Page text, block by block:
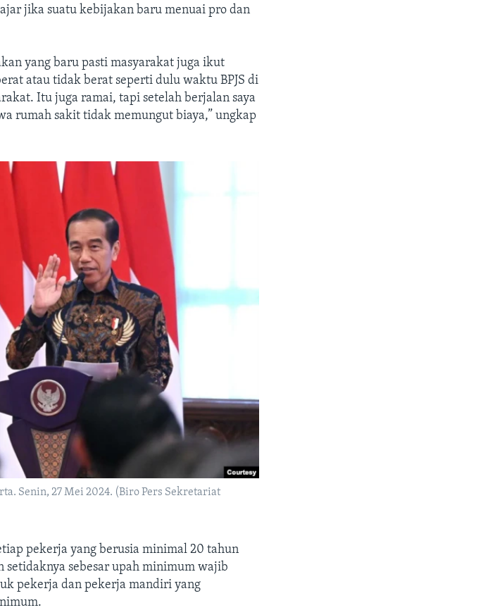
jika suatu kebijakan baru menuai pro dan
yang baru pasti masyarakat juga ikut
atau tidak berat seperti dulu waktu BPJS di
Itu juga ramai, tapi setelah berjalan saya
rumah sakit tidak memungut biaya,” ungkap
Senin, 27 Mei 2024. (Biro Pers Sekretariat
pekerja yang berusia minimal 20 tahun
setidaknya sebesar upah minimum wajib
pekerja dan pekerja mandiri yang